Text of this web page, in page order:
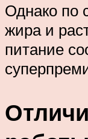
Однако по
жира и
питание